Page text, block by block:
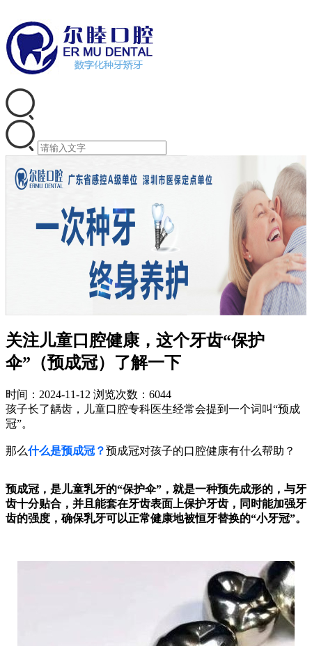
关注儿童口腔健康，这个牙齿“保护
伞”（预成冠）了解一下
时间：2024-11-12 浏览次数：6044
孩子长了龋齿，儿童口腔专科医生经常会提到一个词叫“预成
冠”。
那么什么是预成冠？预成冠对孩子的口腔健康有什么帮助？
预成冠，是儿童乳牙的“保护伞”，就是一种预先成形的，与牙
齿十分贴合，并且能套在牙齿表面上保护牙齿，同时能加强牙
齿的强度，确保乳牙可以正常健康地被恒牙替换的“小牙冠”。